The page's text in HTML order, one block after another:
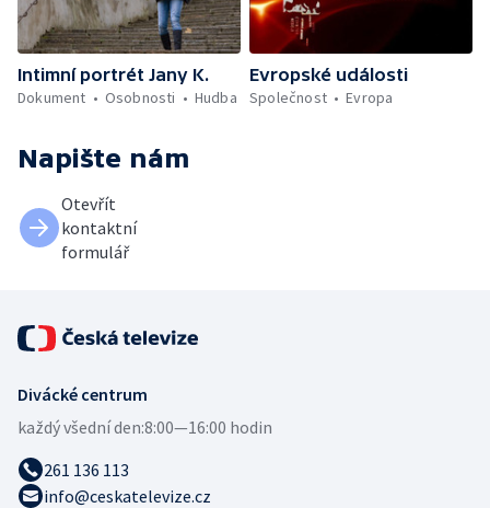
Intimní portrét Jany K.
Dokument
Osobnosti Hudba
Evropské události
Společnost
Evropa
Napište nám
Otevřít
kontaktní
formulář
Divácké centrum
každý všední den:8:00—16:00 hodin
261 136 113
info@ceskatelevize.cz